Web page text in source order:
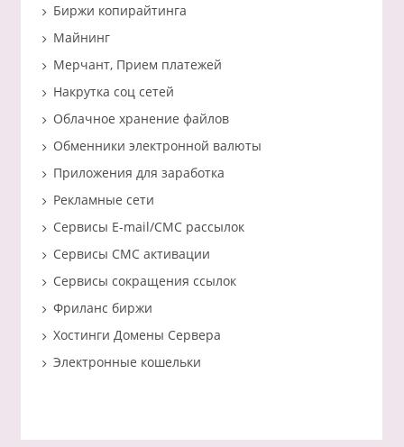
Биржи копирайтинга
Майнинг
Мерчант, Прием платежей
Накрутка соц сетей
Облачное хранение файлов
Обменники электронной валюты
Приложения для заработка
Рекламные сети
Сервисы E-mail/СМС рассылок
Сервисы СМС активации
Сервисы сокращения ссылок
Фриланс биржи
Хостинги Домены Сервера
Электронные кошельки